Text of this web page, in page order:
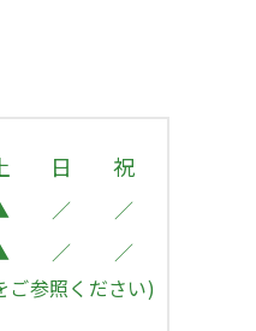
日 祝
／
／
／
／
ご参照ください)